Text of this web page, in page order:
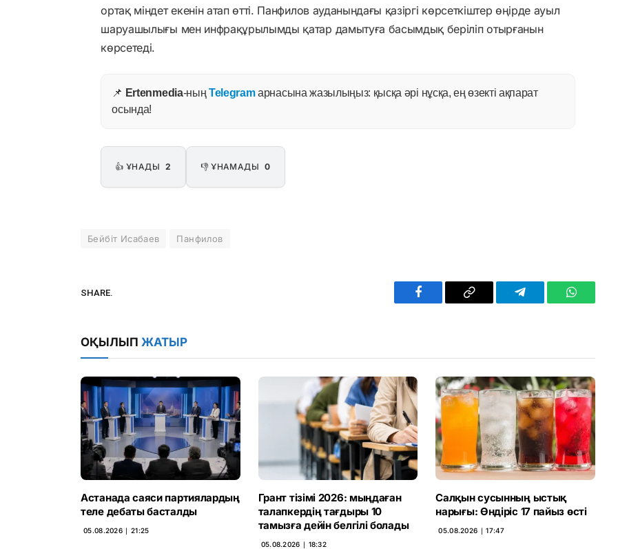
ортақ міндет екенін атап өтті. Панфилов ауданындағы қазіргі көрсеткіштер өңірде ауыл
шаруашылығы мен инфрақұрылымды қатар дамытуға басымдық беріліп отырғанын
көрсетеді.
📌 Ertenmedia-ның Telegramарнасына жазылыңыз: қысқа әрі нұсқа, ең өзекті ақпарат
осында!
👍 ҰНАДЫ 2 👎 ҰНАМАДЫ 0
Бейбіт Исабаев Панфилов
SHARE.
Facebook Copy
Telegram WhatsApp
ОҚЫЛЫП ЖАТЫР
Астанада саяси партиялардың
теле дебаты басталды
05.08.2026 ∣ 21:25
Грант тізімі 2026: мыңдаған
талапкердің тағдыры 10
тамызға дейін белгілі болады
05.08.2026 ∣ 18:32
Салқын сусынның ыстық
нарығы: Өндіріс 17 пайыз өсті
05.08.2026 ∣ 17:47